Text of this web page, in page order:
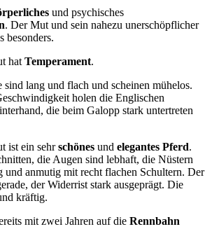
und psychisches
. Der Mut und sein nahezu unerschöpflicher
besonders.
hat Temperament.
sind lang und flach und scheinen mühelos.
holen die Englischen
die beim Galopp stark untertreten
ist ein sehrschönes und elegantes Pferd.
die Augen sind lebhaft, die Nüstern
und anmutig mit recht flachen Schultern. Der
der Widerrist stark ausgeprägt. Die
kräftig.
mit zwei Jahren auf die Rennbahn